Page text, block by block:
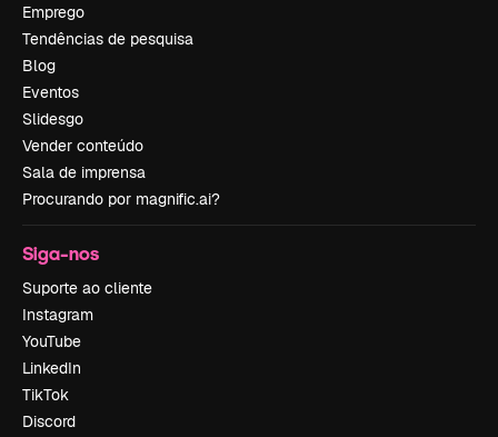
Emprego
Tendências de pesquisa
Blog
Eventos
Slidesgo
Vender conteúdo
Sala de imprensa
Procurando por magnific.ai?
Siga-nos
Suporte ao cliente
Instagram
YouTube
LinkedIn
TikTok
Discord